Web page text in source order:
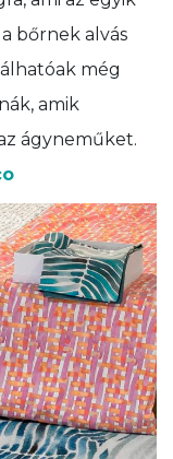
bőrnek alvás
még
amik
ágyneműket.